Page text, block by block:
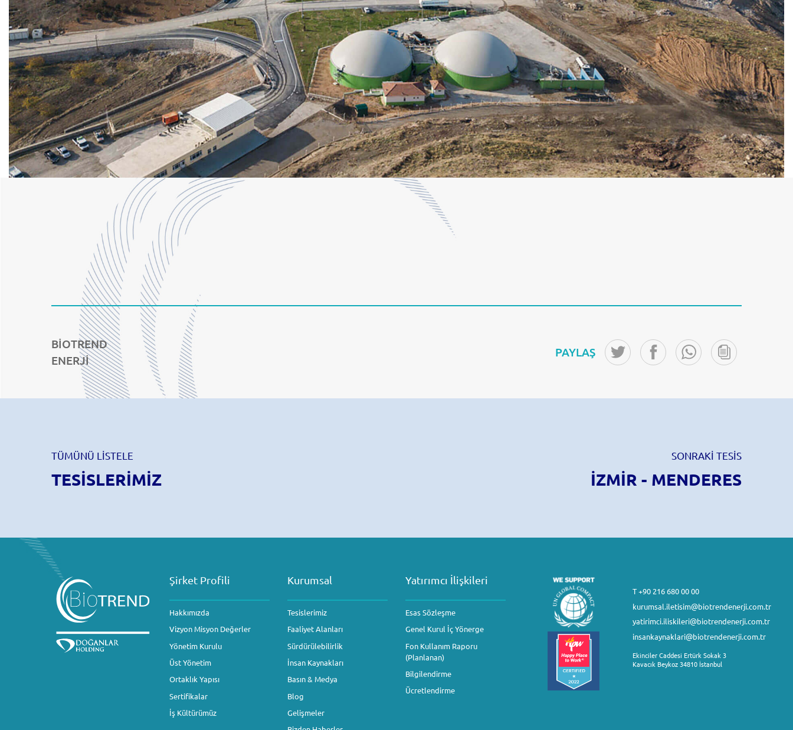
BİOTREND
ENERJİ
PAYLAŞ
TÜMÜNÜ LİSTELE
TESISLERIMIZ
SONRAKİ TESİS
İZMIR - MENDERES
Şirket Profili
Hakkımızda
Vizyon Misyon Değerler
Yönetim Kurulu
Üst Yönetim
Ortaklık Yapısı
Sertifikalar
İş Kültürümüz
Kurumsal
Tesislerimiz
Faaliyet Alanları
Sürdürülebilirlik
İnsan Kaynakları
Basın & Medya
Blog
Gelişmeler
Yatırımcı İlişkileri
Esas Sözleşme
Genel Kurul İç Yönerge
Fon Kullanım Raporu
(Planlanan)
Bilgilendirme
Ücretlendirme
T +90 216 680 00 00
kurumsal.iletisim@biotrendenerji.com.tr
yatirimci.iliskileri@biotrendenerji.com.tr
insankaynaklari@biotrendenerji.com.tr
Ekinciler Caddesi Ertürk Sokak 3
Kavacık Beykoz 34810 İstanbul